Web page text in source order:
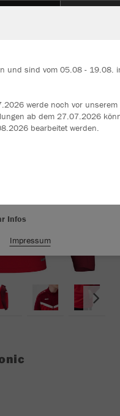
und sind vom 05.08 - 19.08.
werde noch vor unserem
ab dem 27.07.2026
bearbeitet werden.
können wir dir personalisierte
verbessern. Weitere
Infos
Impressum